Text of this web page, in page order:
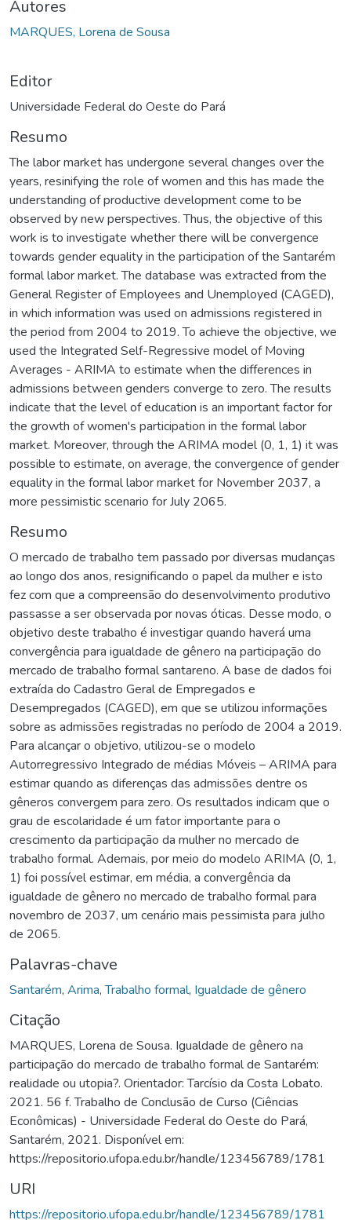
Autores
MARQUES, Lorena de Sousa
Editor
Universidade Federal do Oeste do Pará
Resumo
The labor market has undergone several changes over the
years, resinifying the role of women and this has made the
understanding of productive development come to be
observed by new perspectives. Thus, the objective of this
work is to investigate whether there will be convergence
towards gender equality in the participation of the Santarém
formal labor market. The database was extracted from the
General Register of Employees and Unemployed (CAGED),
in which information was used on admissions registered in
the period from 2004 to 2019. To achieve the objective, we
used the Integrated Self-Regressive model of Moving
Averages - ARIMA to estimate when the differences in
admissions between genders converge to zero. The results
indicate that the level of education is an important factor for
the growth of women's participation in the formal labor
market. Moreover, through the ARIMA model (0, 1, 1) it was
possible to estimate, on average, the convergence of gender
equality in the formal labor market for November 2037, a
more pessimistic scenario for July 2065.
Resumo
O mercado de trabalho tem passado por diversas mudanças
ao longo dos anos, resignificando o papel da mulher e isto
fez com que a compreensão do desenvolvimento produtivo
passasse a ser observada por novas óticas. Desse modo, o
objetivo deste trabalho é investigar quando haverá uma
convergência para igualdade de gênero na participação do
mercado de trabalho formal santareno. A base de dados foi
extraída do Cadastro Geral de Empregados e
Desempregados (CAGED), em que se utilizou informações
sobre as admissões registradas no período de 2004 a 2019.
Para alcançar o objetivo, utilizou-se o modelo
Autorregressivo Integrado de médias Móveis – ARIMA para
estimar quando as diferenças das admissões dentre os
gêneros convergem para zero. Os resultados indicam que o
grau de escolaridade é um fator importante para o
crescimento da participação da mulher no mercado de
trabalho formal. Ademais, por meio do modelo ARIMA (0, 1,
1) foi possível estimar, em média, a convergência da
igualdade de gênero no mercado de trabalho formal para
novembro de 2037, um cenário mais pessimista para julho
de 2065.
Palavras-chave
Santarém, Arima,Trabalho formal, Igualdade de gênero
Citação
MARQUES, Lorena de Sousa. Igualdade de gênero na
participação do mercado de trabalho formal de Santarém:
realidade ou utopia?. Orientador: Tarcísio da Costa Lobato.
2021. 56 f. Trabalho de Conclusão de Curso (Ciências
Econômicas) - Universidade Federal do Oeste do Pará,
Santarém, 2021. Disponível em:
https://repositorio.ufopa.edu.br/handle/123456789/1781
URI
https://repositorio.ufopa.edu.br/handle/123456789/1781